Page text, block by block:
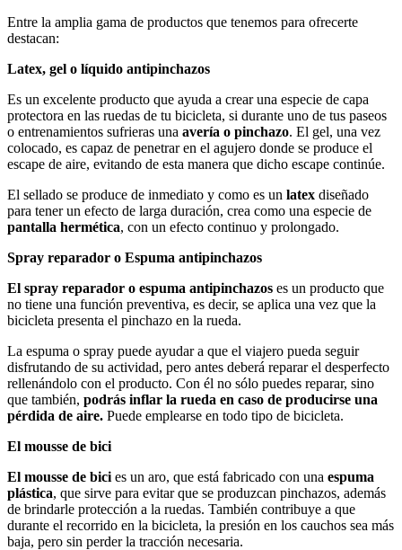
Entre la amplia gama de productos que tenemos para ofrecerte
destacan:
Latex, gel o líquido antipinchazos
Es un excelente producto que ayuda a crear una especie de capa
protectora en las ruedas de tu bicicleta, si durante uno de tus paseos
o entrenamientos sufrieras una avería o pinchazo. El gel, una vez
colocado, es capaz de penetrar en el agujero donde se produce el
escape de aire, evitando de esta manera que dicho escape continúe.
El sellado se produce de inmediato y como es un latex diseñado
para tener un efecto de larga duración, crea como una especie de
pantalla hermética, con un efecto continuo y prolongado.
Spray reparador o Espuma antipinchazos
El spray reparador o espuma antipinchazos es un producto que
no tiene una función preventiva, es decir, se aplica una vez que la
bicicleta presenta el pinchazo en la rueda.
La espuma o spray puede ayudar a que el viajero pueda seguir
disfrutando de su actividad, pero antes deberá reparar el desperfecto
rellenándolo con el producto. Con él no sólo puedes reparar, sino
que también, podrás inflar la rueda en caso de producirse una
pérdida de aire. Puede emplearse en todo tipo de bicicleta.
El mousse de bici
El mousse de bici es un aro, que está fabricado con una espuma
plástica, que sirve para evitar que se produzcan pinchazos, además
de brindarle protección a la ruedas. También contribuye a que
durante el recorrido en la bicicleta, la presión en los cauchos sea más
baja, pero sin perder la tracción necesaria.